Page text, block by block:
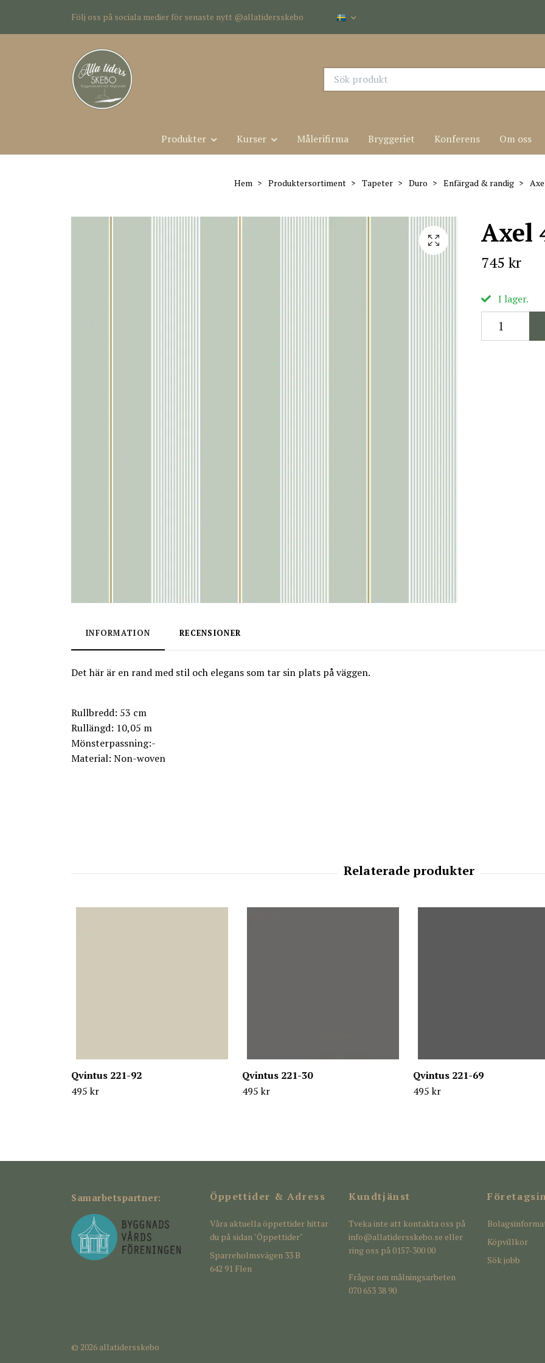
Följ oss på sociala medier för senaste nytt @allatidersskebo
Produkter Kurser Målerifirma Bryggeriet Konferens Om oss
Hem Produktersortiment Tapeter Duro Enfärgad & randig
Axel
745 kr
I lager.
INFORMATION RECENSIONER
Det här är en rand med stil och elegans som tar sin plats på väggen.
Rullbredd: 53 cm
Rullängd: 10,05 m
Mönsterpassning:-
Material: Non-woven
Qvintus 221-92
495 kr
Qvintus 221-30
495 kr
Qvintus 221-69
495 kr
Samarbetspartner: Öppettider & Adress
Våra aktuella öppettider hittar
du på sidan "Öppettider"
Sparreholmsvägen 33 B
642 91 Flen
Kundtjänst
Tveka inte att kontakta oss på
info@allatidersskebo.se eller
ring oss på 0157-300 00
Frågor om målningsarbeten
070 653 38 90
Köpvillkor
Sök jobb
© 2026 allatidersskebo